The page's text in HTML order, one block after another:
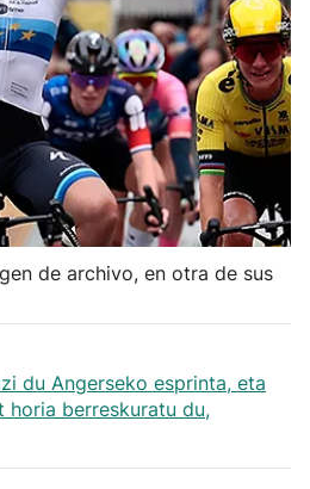
de archivo, en otra de sus
du Angerseko esprinta, eta
horia berreskuratu du,